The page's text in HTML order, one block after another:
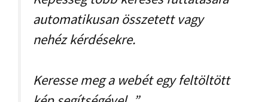
automatikusan összetett vagy
nehéz kérdésekre.
Keresse meg a webét egy feltöltött